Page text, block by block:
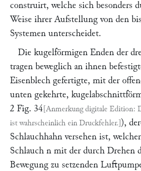
construirt, welche sich besonders
Weise ihrer Aufstellung von den
Systemen unterscheidet.
Die kugelförmigen Enden der
tragen beweglich an ihnen
Eisenblech gefertigte, mit der
unten gekehrte,
2 Fig. 34
ist wahrscheinlich ein Druckfehler. ),
Schlauchhahn versehen ist,
Schlauch n mit der durch Drehen
Bewegung zu setzenden